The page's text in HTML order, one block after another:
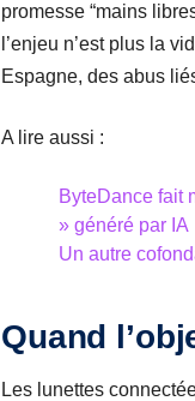
promesse “mains
l’enjeu n’est plus la
Espagne, des abus
A lire aussi :
ByteDance fait
» généré par IA
Un autre
Quand
Les lunettes